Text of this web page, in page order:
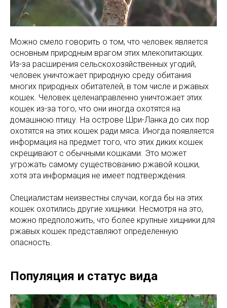
Можно смело говорить о том, что человек является
основным природным врагом этих млекопитающих.
Из-за расширения сельскохозяйственных угодий,
человек уничтожает природную среду обитания
многих природных обитателей, в том числе и ржавых
кошек. Человек целенаправленно уничтожает этих
кошек из-за того, что они иногда охотятся на
домашнюю птицу. На острове Шри-Ланка до сих пор
охотятся на этих кошек ради мяса. Иногда появляется
информация на предмет того, что этих диких кошек
скрещивают с обычными кошками. Это может
угрожать самому существованию ржавой кошки,
хотя эта информация не имеет подтверждения.
Специалистам неизвестны случаи, когда бы на этих
кошек охотились другие хищники. Несмотря на это,
можно предположить, что более крупные хищники для
ржавых кошек представляют определенную
опасность.
Популяция и статус вида